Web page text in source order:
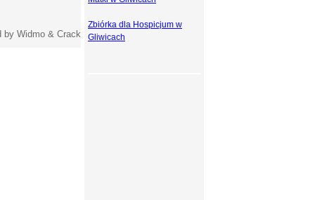
by Widmo & Crack
Zbiórka dla Hospicjum w
Gliwicach